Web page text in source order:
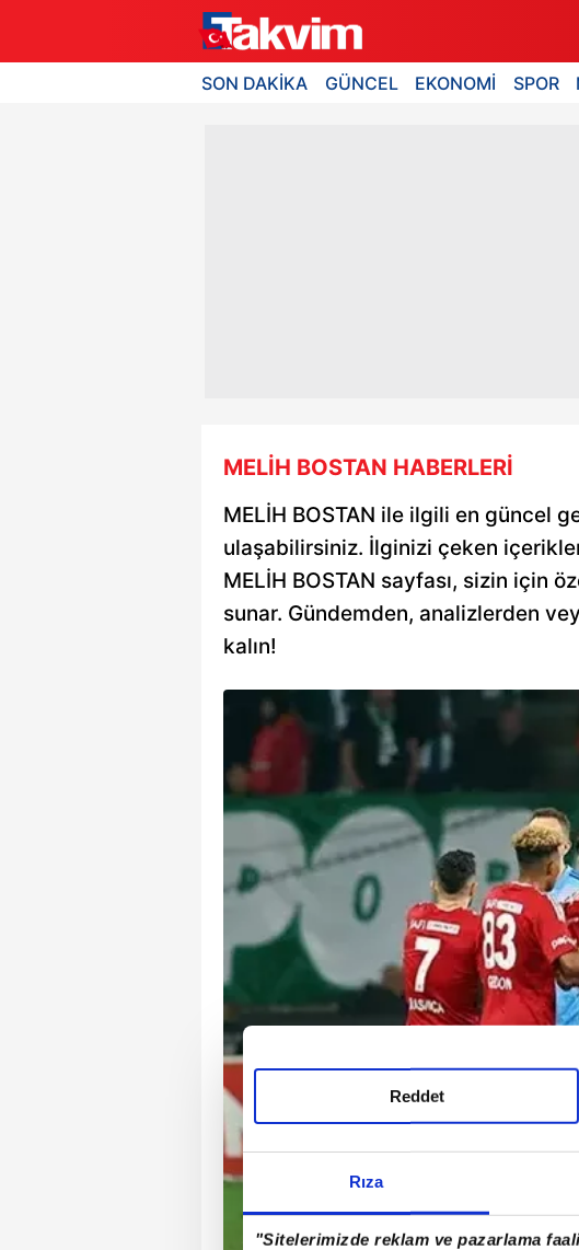
Rıza
"Sitelerimizde reklam ve pazarlama
Reddet
SON DAKİKA GÜNCEL EKONOMİ SPOR
MELİH BOSTAN HABERLERİ
MELİH BOSTAN ile ilgili en güncel
ulaşabilirsiniz. İlginizi çeken
MELİH BOSTAN sayfası, sizin için
sunar. Gündemden, analizlerden
kalın!